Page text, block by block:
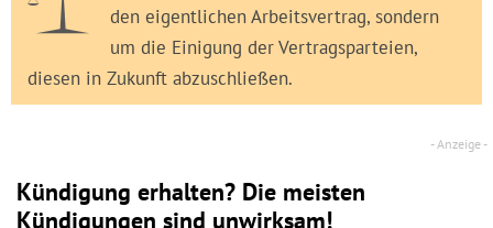
den eigentlichen Arbeitsvertrag, sondern
um die Einigung der Vertragsparteien,
diesen in Zukunft abzuschließen.
Kündigung erhalten? Die meisten
Kündigungen sind unwirksam!